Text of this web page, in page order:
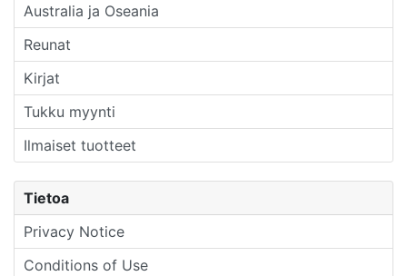
Australia ja Oseania
Reunat
Kirjat
Tukku myynti
Ilmaiset tuotteet
Tietoa
Privacy Notice
Conditions of Use